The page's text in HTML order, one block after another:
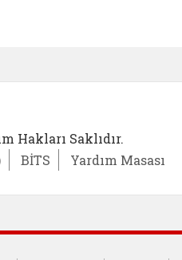
Hakları Saklıdır.
BİTS Yardım Masası